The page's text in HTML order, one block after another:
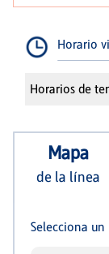
Horario
Horarios de
Mapa
de la línea